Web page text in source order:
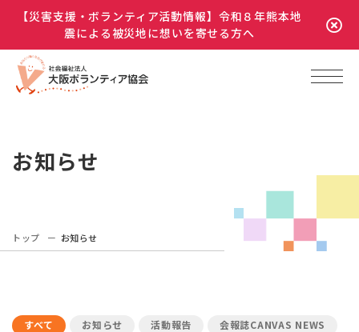
【災害支援・ボランティア活動情報】令和８年熊本地
震による被災地に想いを寄せる方へ
お知らせ
トップ お知らせ
すべて お知らせ 活動報告 会報誌CANVAS NEWS